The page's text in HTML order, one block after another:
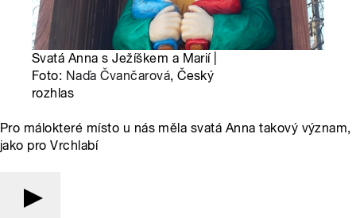
Svatá Anna s Ježíškem a Marií |
Foto: Naďa Čvančarová, Český
rozhlas
Pro málokteré místo u nás měla svatá Anna takový význam,
jako pro Vrchlabí